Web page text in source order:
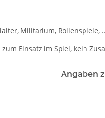
Militarium, Rollenspiele,
Einsatz im Spiel, kein
Angaben